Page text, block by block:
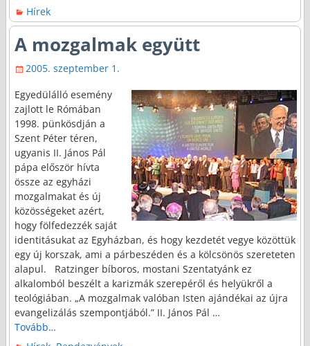
Hírek
A mozgalmak együtt
2005. szeptember 1.
Egyedülálló esemény
zajlott le Rómában
1998. pünkösdján a
Szent Péter téren,
ugyanis II. János Pál
pápa először hívta
össze az egyházi
mozgalmakat és új
közösségeket azért,
hogy fölfedezzék saját
identitásukat az Egyházban, és hogy kezdetét vegye közöttük
egy új korszak, ami a párbeszéden és a kölcsönös szereteten
alapul. Ratzinger bíboros, mostani Szentatyánk ez
alkalomból beszélt a karizmák szerepéről és helyükről a
teológiában. „A mozgalmak valóban Isten ajándékai az újra
evangelizálás szempontjából.” II. János Pál …
Tovább…